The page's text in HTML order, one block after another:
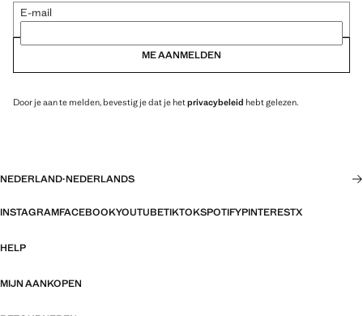
E-mail
ME AANMELDEN
Door je aan te melden, bevestig je dat je hetprivacybeleid hebt gelezen.
NEDERLAND·NEDERLANDS
INSTAGRAMFACEBOOKYOUTUBETIKTOKSPOTIFYPINTERESTX
HELP
MIJN AANKOPEN